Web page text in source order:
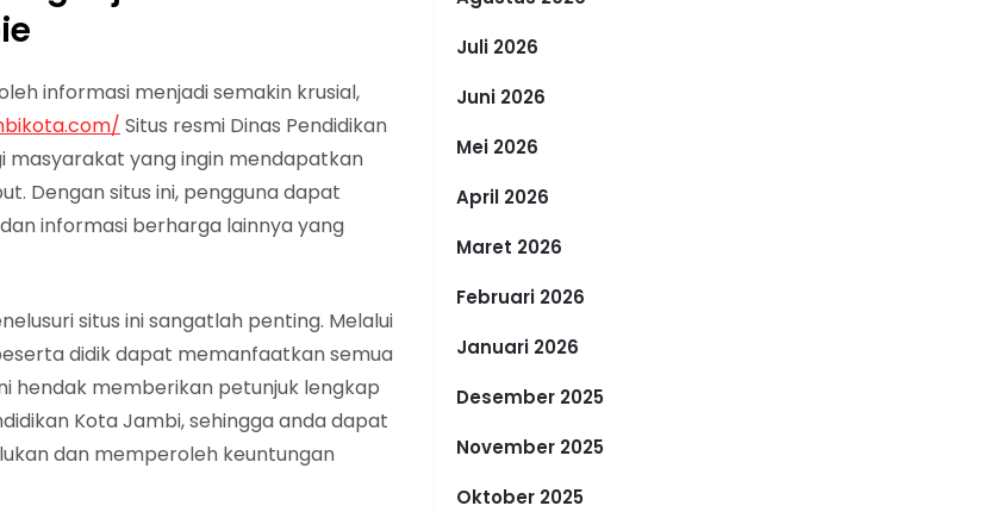
informasi menjadi semakin krusial,
Situs resmi Dinas Pendidikan
yang ingin mendapatkan
Dengan situs ini, pengguna dapat
informasi berharga lainnya yang
situs ini sangatlah penting. Melalui
didik dapat memanfaatkan semua
hendak memberikan petunjuk lengkap
Kota Jambi, sehingga anda dapat
dan memperoleh keuntungan
Juli 2026
Juni 2026
Mei 2026
April 2026
Maret 2026
Februari 2026
Januari 2026
Desember 2025
November 2025
Oktober 2025